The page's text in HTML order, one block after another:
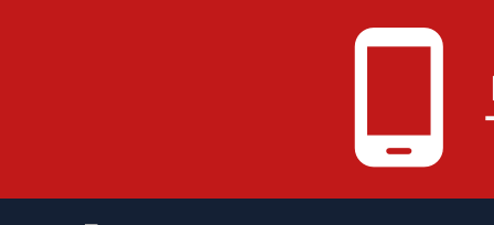
phone_android